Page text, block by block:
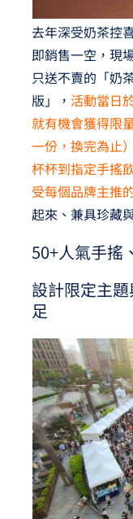
去年深受奶茶控
即銷售一空，現
只送不賣的「奶
版」， 活動當日
就有機會獲得限
一份，換完為止
杯杯到指定手搖
受每個品牌主推
起來、兼具珍藏
50+人氣手搖
設計限定主
足